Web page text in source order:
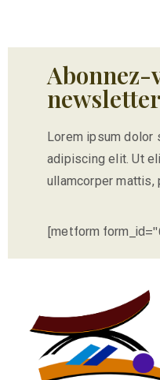
Abonnez-
newsletter
Lorem ipsum dolor
adipiscing elit. Ut
ullamcorper mattis,
[metform